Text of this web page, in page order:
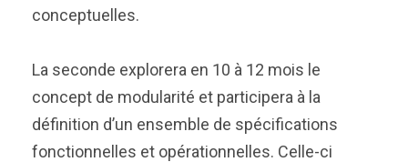
conceptuelles.
La seconde explorera en 10 à 12 mois le
concept de modularité et participera à la
définition d’un ensemble de spécifications
fonctionnelles et opérationnelles. Celle-ci